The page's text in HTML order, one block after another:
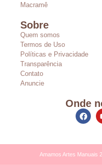
Macramê
Sobre
Quem somos
Termos de Uso
Políticas e Privacidade
Transparência
Contato
Anuncie
Onde
Amamos Artes Manuais